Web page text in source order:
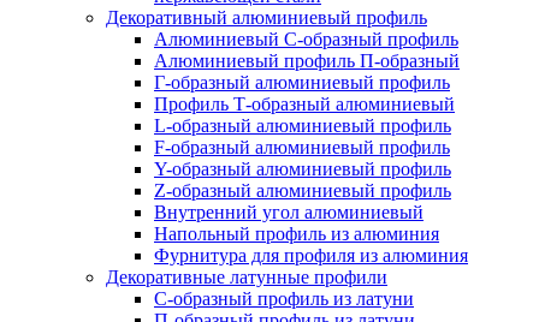
Декоративный алюминиевый профиль
Алюминиевый С-образный профиль
Алюминиевый профиль П-образный
Г-образный алюминиевый профиль
Профиль Т-образный алюминиевый
L-образный алюминиевый профиль
F-образный алюминиевый профиль
Y-образный алюминиевый профиль
Z-образный алюминиевый профиль
Внутренний угол алюминиевый
Напольный профиль из алюминия
Фурнитура для профиля из алюминия
Декоративные латунные профили
C-образный профиль из латуни